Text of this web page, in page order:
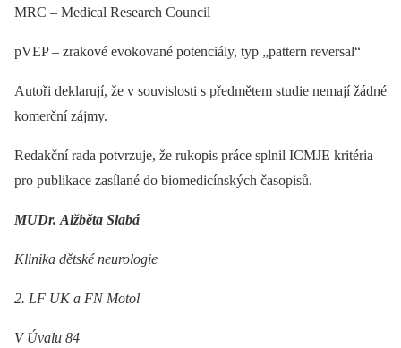
MRC –⁠ Medical Research Council
pVEP –⁠ zrakové evokované potenciály, typ „pattern reversal“
Autoři deklarují, že v souvislosti s předmětem studie nemají žádné
komerční zájmy.
Redakční rada potvrzuje, že rukopis práce splnil ICMJE kritéria
pro publikace zasílané do biomedicínských časopisů.
MUDr. Alžběta Slabá
Klinika dětské neurologie
2. LF UK a FN Motol
V Úvalu 84